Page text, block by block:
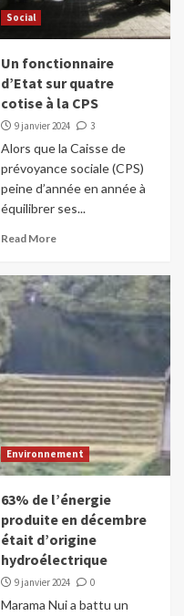
Social
Un fonctionnaire
d’Etat sur quatre
cotise à la CPS
9 janvier 2024 3
Alors que la Caisse de
prévoyance sociale (CPS)
peine d’année en année à
équilibrer ses...
Read More
Environnement
63% de l’énergie
produite en décembre
était d’origine
hydroélectrique
9 janvier 2024 0
Marama Nui a battu un